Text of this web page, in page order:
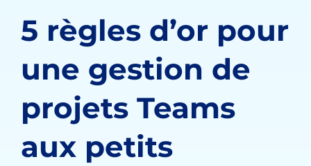
5 règles d’or pour
une gestion de
projets Teams
aux petits